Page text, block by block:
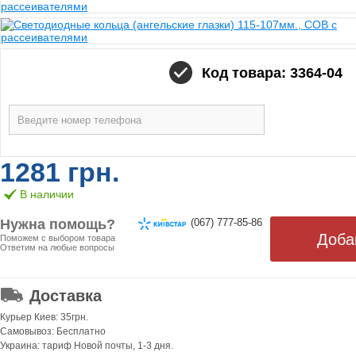
Код товара: 3364-04
1281 грн.
В наличии
Нужна помощь?
Поможем с выбором товара
Ответим на любые вопросы
(067) 777-85-86
Доставка
Курьер Киев: 35грн.
Самовывоз: Бесплатно
Украина: тариф Новой почты, 1-3 дня.